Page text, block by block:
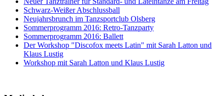
Schwarz-Weißer Abschlussball
Neujahrsbrunch im Tanzsportclub Olsberg
Sommerprogramm 2016: Retro-Tanzparty
Sommerprogramm 2016: Ballett
Der Workshop "Discofox meets Latin" mit Sarah Latton und
Klaus Lustig
Workshop mit Sarah Latton und Klaus Lustig